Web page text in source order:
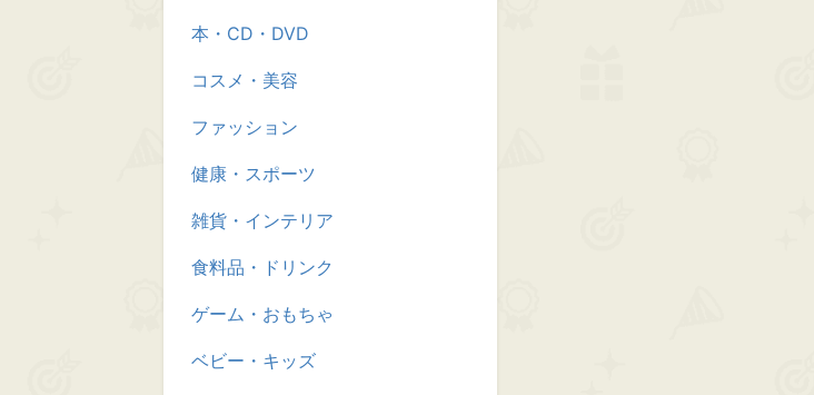
本・CD・DVD
コスメ・美容
ファッション
健康・スポーツ
雑貨・インテリア
食料品・ドリンク
ゲーム・おもちゃ
ベビー・キッズ